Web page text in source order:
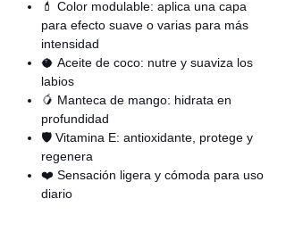
💄 Color modulable: aplica una capa
para efecto suave o varias para más
intensidad
🥥 Aceite de coco: nutre y suaviza los
labios
🥭 Manteca de mango: hidrata en
profundidad
🛡️ Vitamina E: antioxidante, protege y
regenera
❤️ Sensación ligera y cómoda para uso
diario